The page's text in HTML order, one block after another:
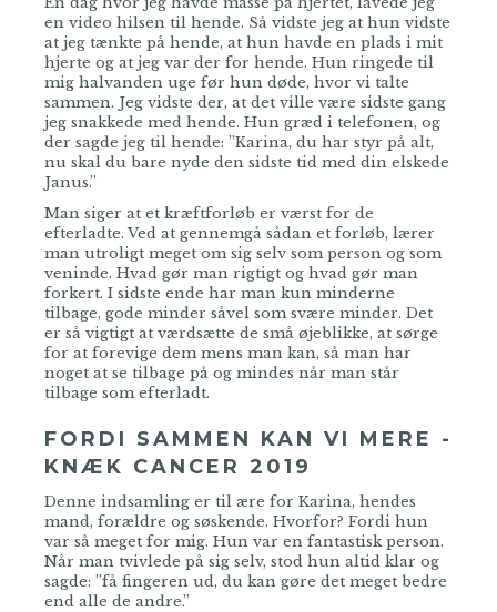
en video hilsen til hende. Så vidste jeg at hun vidste
at jeg tænkte på hende, at hun havde en plads i mit
hjerte og at jeg var der for hende. Hun ringede til
mig halvanden uge før hun døde, hvor vi talte
sammen. Jeg vidste der, at det ville være sidste gang
jeg snakkede med hende. Hun græd i telefonen, og
der sagde jeg til hende: ”Karina, du har styr på alt,
nu skal du bare nyde den sidste tid med din elskede
Janus.”
Man siger at et kræftforløb er værst for de
efterladte. Ved at gennemgå sådan et forløb, lærer
man utroligt meget om sig selv som person og som
veninde. Hvad gør man rigtigt og hvad gør man
forkert. I sidste ende har man kun minderne
tilbage, gode minder såvel som svære minder. Det
er så vigtigt at værdsætte de små øjeblikke, at sørge
for at forevige dem mens man kan, så man har
noget at se tilbage på og mindes når man står
tilbage som efterladt.
FORDI SAMMEN KAN VI MERE -
KNÆK CANCER 2019
Denne indsamling er til ære for Karina, hendes
mand, forældre og søskende. Hvorfor? Fordi hun
var så meget for mig. Hun var en fantastisk person.
Når man tvivlede på sig selv, stod hun altid klar og
sagde: ”få fingeren ud, du kan gøre det meget bedre
end alle de andre.”